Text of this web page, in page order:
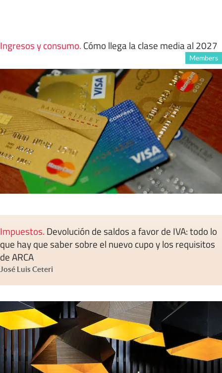
Ingresos y consumo. Cómo llega la clase media al 2027
Members
Impuestos. Devolución de saldos a favor de IVA: todo lo
que hay que saber sobre el nuevo cupo y los requisitos
de ARCA
José Luis Ceteri